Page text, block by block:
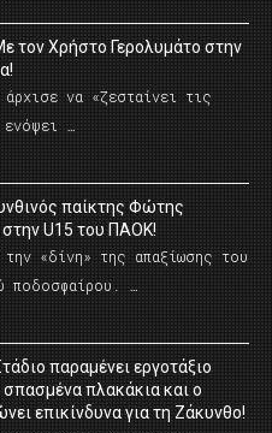
τον Χρήστο Γερολυμάτο στην
να «ζεσταίνει τις
ενόψει …
παίκτης Φώτης
στην U15 του ΠΑΟΚ!
«δίνη» της απαξίωσης του
ποδοσφαίρου. …
παραμένει εργοτάξιο
σπασμένα πλακάκια και ο
επικίνδυνα για τη Ζάκυνθο!